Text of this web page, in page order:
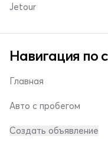
Jetour
Навигация по
Главная
Авто с пробегом
Создать объявление